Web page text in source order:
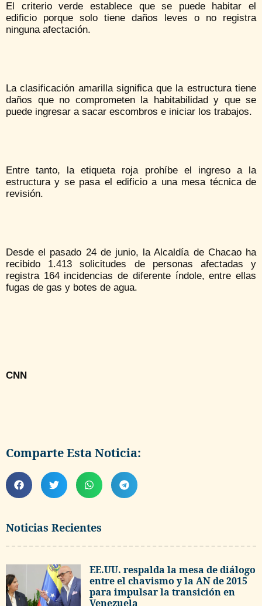
Noticias Recientes
EE.UU. respalda la mesa de diálogo
entre el chavismo y la AN de 2015
para impulsar la transición en
Venezuela
El criterio verde establece que se puede habitar el
edificio porque solo tiene daños leves o no registra
ninguna afectación.
La clasificación amarilla significa que la estructura tiene
daños que no comprometen la habitabilidad y que se
puede ingresar a sacar escombros e iniciar los trabajos.
Entre tanto, la etiqueta roja prohíbe el ingreso a la
estructura y se pasa el edificio a una mesa técnica de
revisión.
Desde el pasado 24 de junio, la Alcaldía de Chacao ha
recibido 1.413 solicitudes de personas afectadas y
registra 164 incidencias de diferente índole, entre ellas
fugas de gas y botes de agua.
CNN
Comparte Esta Noticia: